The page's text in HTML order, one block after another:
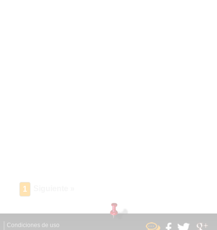
1
Condiciones de uso